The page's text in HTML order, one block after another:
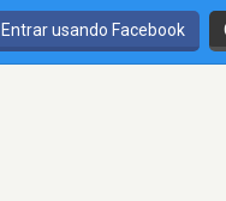
Entrar usando Facebook